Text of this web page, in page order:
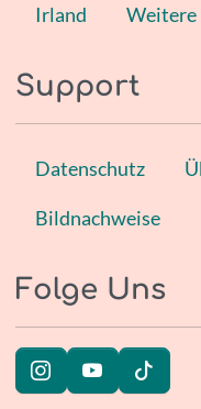
Irland Weitere
Support
Datenschutz
Bildnachweise
Folge Uns